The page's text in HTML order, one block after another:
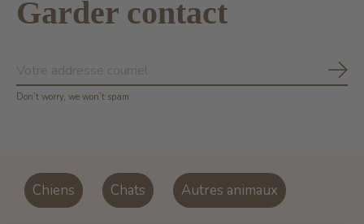
Garder contact
Don’t worry, we won’t spam
Chiens Chats Autres animaux